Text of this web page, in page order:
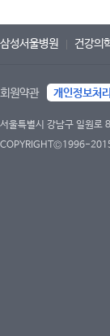
삼성서울병원 건강의
회원약관 개인정보처
서울특별시 강남구 일원
COPYRIGHT©1996-2015